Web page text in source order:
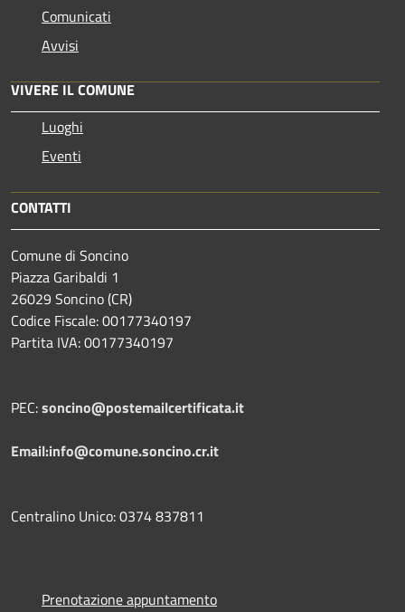
Comunicati
Avvisi
VIVERE IL COMUNE
Luoghi
Eventi
CONTATTI
Comune di Soncino
Piazza Garibaldi 1
26029 Soncino (CR)
Codice Fiscale: 00177340197
Partita IVA: 00177340197
PEC:soncino@postemailcertificata.it
Email:info@comune.soncino.cr.it
Centralino Unico: 0374 837811
Prenotazione appuntamento